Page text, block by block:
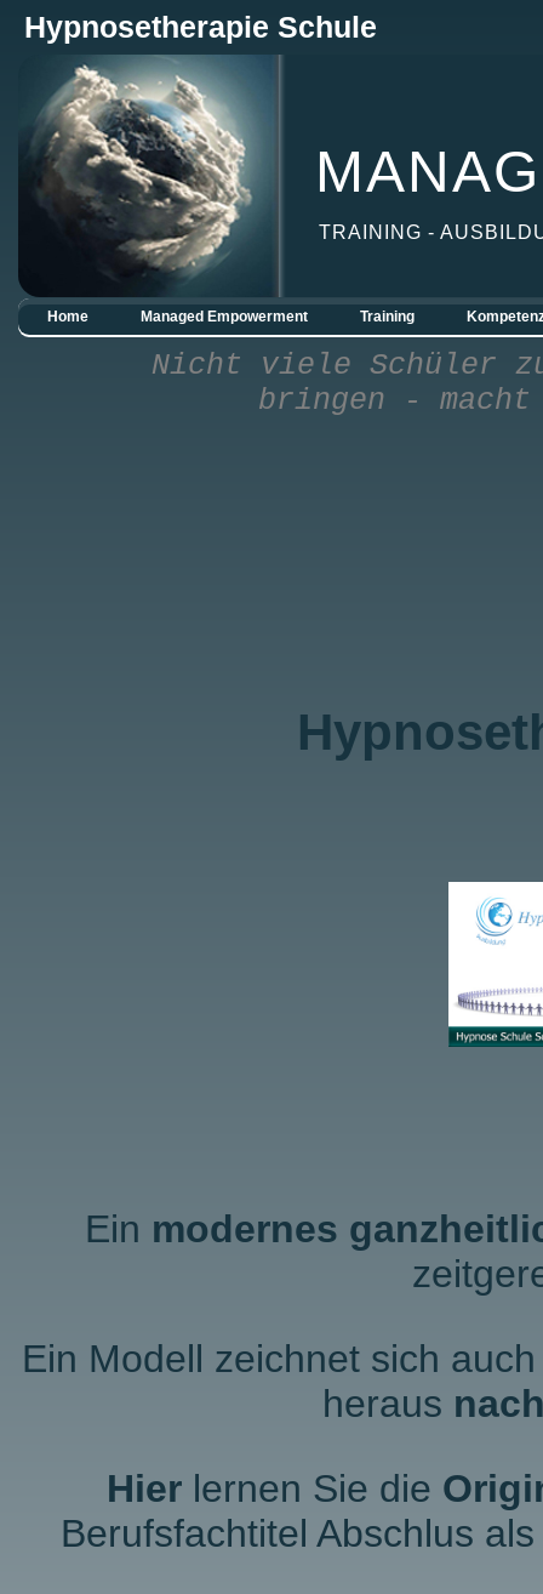
Hypnosetherapie Schule
TRAINING -
Home Managed Empowerment Training
Nicht viele Schüler
bringen -
Ein modernes
Ein Modell zeichnet sich
heraus
Hier lernen Sie die
Berufsfachtitel Abschlus